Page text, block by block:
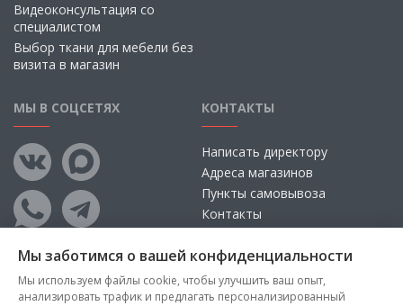
Видеоконсультация со
специалистом
Выбор ткани для мебели без
визита в магазин
МЫ В СОЦСЕТЯХ КОНТАКТЫ
Написать директору
Адреса магазинов
Пункты самовывоза
Контакты
Мы заботимся о вашей конфиденциальности
Мы используем файлы cookie, чтобы улучшить ваш опыт,
анализировать трафик и предлагать персонализированный